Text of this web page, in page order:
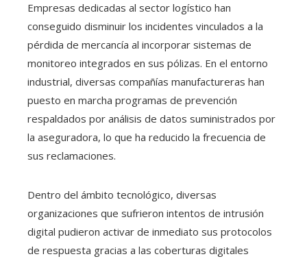
Empresas dedicadas al sector logístico han
conseguido disminuir los incidentes vinculados a la
pérdida de mercancía al incorporar sistemas de
monitoreo integrados en sus pólizas. En el entorno
industrial, diversas compañías manufactureras han
puesto en marcha programas de prevención
respaldados por análisis de datos suministrados por
la aseguradora, lo que ha reducido la frecuencia de
sus reclamaciones.
Dentro del ámbito tecnológico, diversas
organizaciones que sufrieron intentos de intrusión
digital pudieron activar de inmediato sus protocolos
de respuesta gracias a las coberturas digitales